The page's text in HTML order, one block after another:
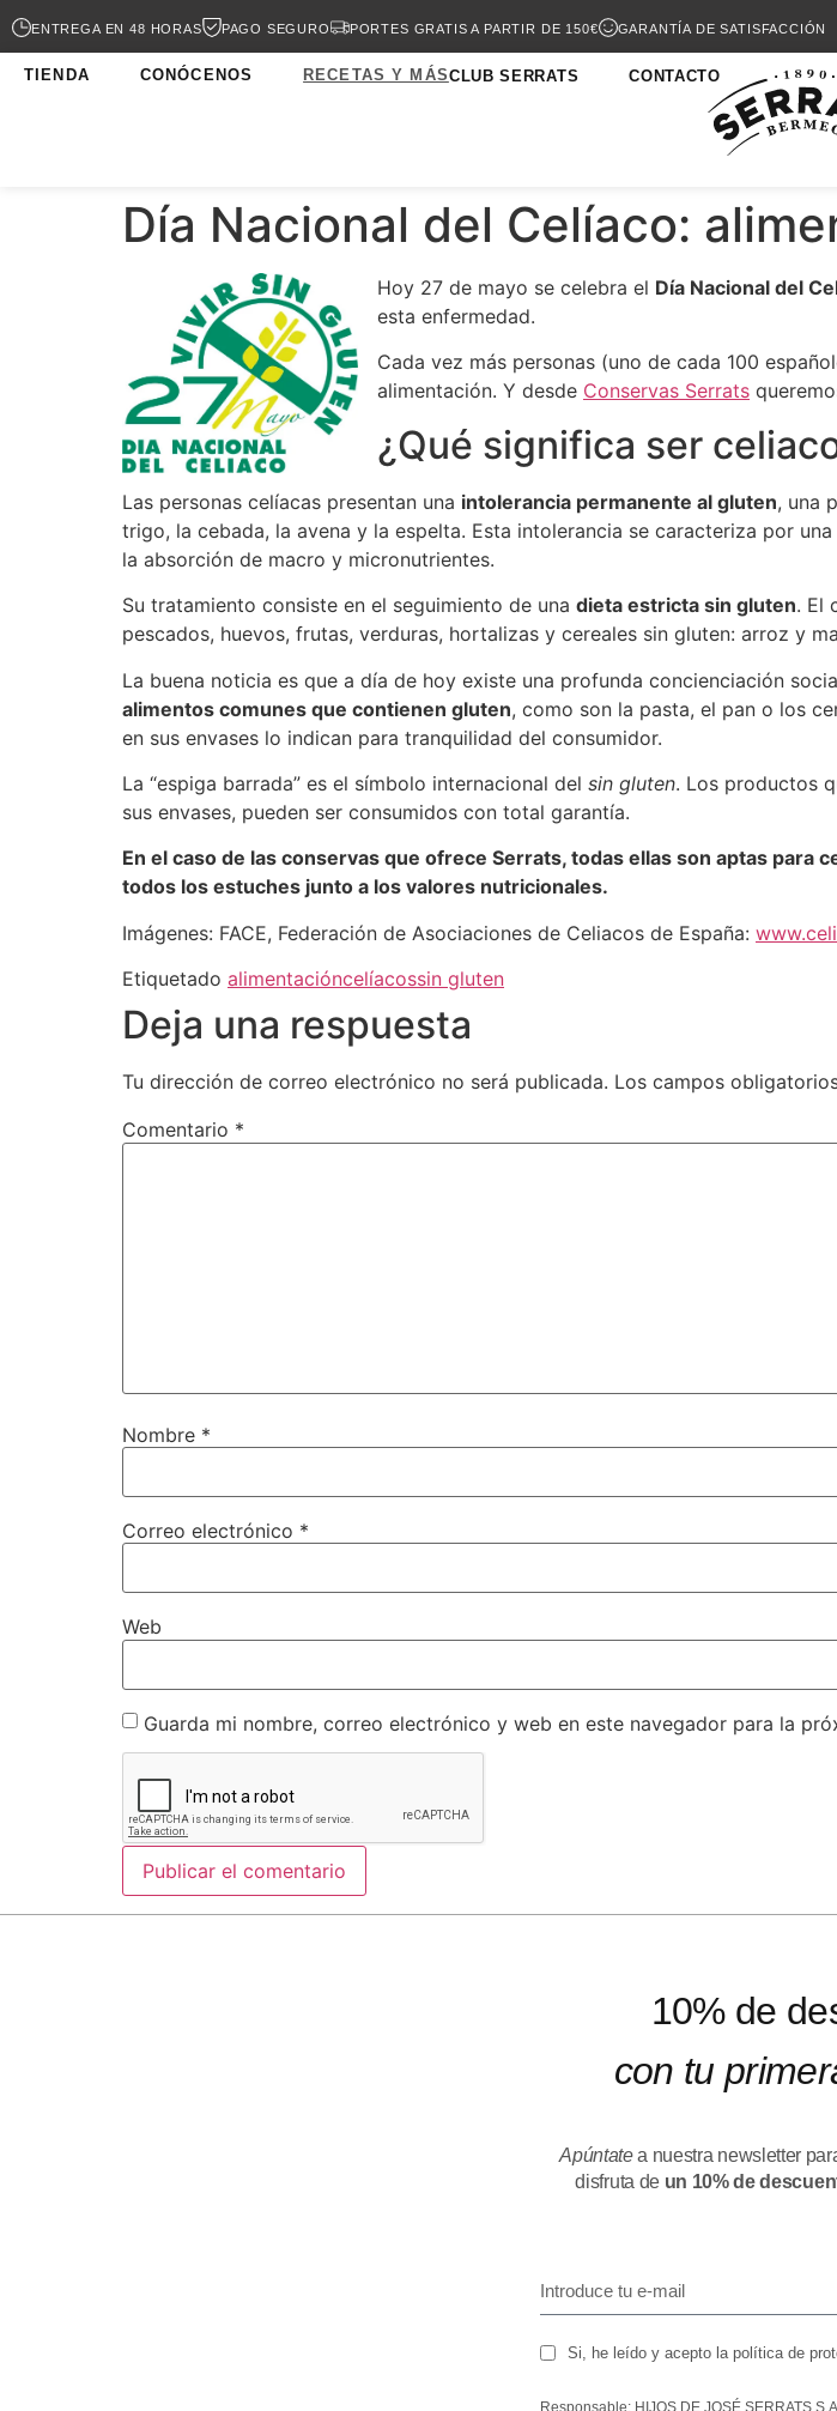
ENTREGA EN 48 HORAS PAGO SEGURO PORTES GRATIS A PARTIR DE 150€ GARANTÍA DE SATISFACCIÓN
TIENDA CONÓCENOS RECETAS Y MÁSCLUB SERRATS CONTACTO
Día Nacional del Celíaco:
Hoy 27 de mayo se celebra el Día Nacional del
esta enfermedad.
Cada vez más personas (uno de cada 100
alimentación. Y desde Conservas Serrats
¿Qué significa ser
Las personas celíacas presentan una intolerancia permanente al gluten, una
trigo, la cebada, la avena y la espelta. Esta intolerancia se caracteriza por
la absorción de macro y micronutrientes.
Su tratamiento consiste en el seguimiento de una dieta estricta sin gluten. El
pescados, huevos, frutas, verduras, hortalizas y cereales sin gluten: arroz y
La buena noticia es que a día de hoy existe una profunda concienciación
alimentos comunes que contienen gluten, como son la pasta, el pan o los
en sus envases lo indican para tranquilidad del consumidor.
La “espiga barrada” es el símbolo internacional del sin gluten. Los productos
sus envases, pueden ser consumidos con total garantía.
En el caso de las conservas que ofrece Serrats, todas ellas son aptas para
todos los estuches junto a los valores nutricionales.
Imágenes: FACE, Federación de Asociaciones de Celiacos de España:
Etiquetado alimentacióncelíacossin gluten
Deja una respuesta
Tu dirección de correo electrónico no será publicada. Los campos
Comentario *
Nombre *
Correo electrónico *
Web
Guarda mi nombre, correo electrónico y web en este navegador para la
10% de
con tu
Apúntatea nuestra newsletter
disfruta de un 10% de
Si, he leído y acepto la política de
Responsable: HIJOS DE JOSÉ SERRATS